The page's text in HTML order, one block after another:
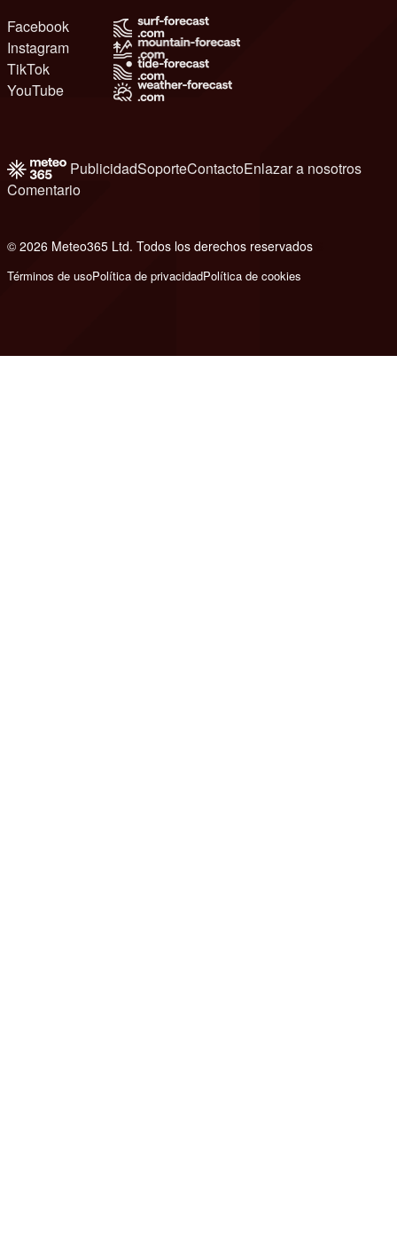
Facebook
Instagram
TikTok
YouTube
PublicidadSoporteContactoEnlazar a nosotros
Comentario
© 2026 Meteo365 Ltd. Todos los derechos reservados
Términos de usoPolítica de privacidadPolítica de cookies